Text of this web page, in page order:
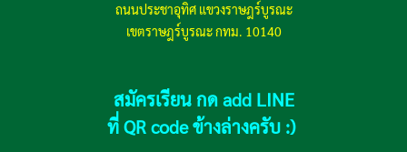
ถนนประชาอุทิศ แขวงราษฎร์บูรณะ
เขตราษฎร์บูรณะ กทม. 10140
สมัครเรียน กด add LINE
ที่ QR code ข้างล่างครับ :)